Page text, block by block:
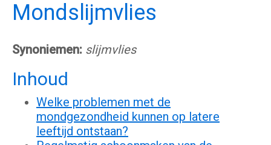
Mondslijmvlies
Synoniemen: slijmvlies
Inhoud
Welke problemen met de
mondgezondheid kunnen op latere
leeftijd ontstaan?